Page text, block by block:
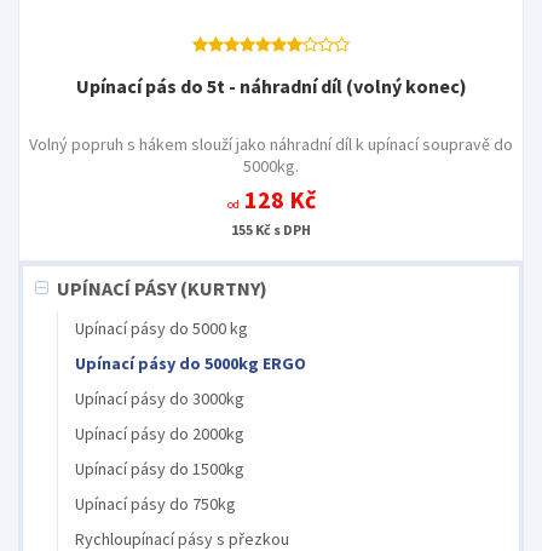
Upínací pás do 5t - náhradní díl (volný konec)
Volný popruh s hákem slouží jako náhradní díl k upínací soupravě do
5000kg.
od 128 Kč
155 Kč s DPH
UPÍNACÍ PÁSY (KURTNY)
Upínací pásy do 5000 kg
Upínací pásy do 5000kg ERGO
Upínací pásy do 3000kg
Upínací pásy do 2000kg
Upínací pásy do 1500kg
Upínací pásy do 750kg
Rychloupínací pásy s přezkou